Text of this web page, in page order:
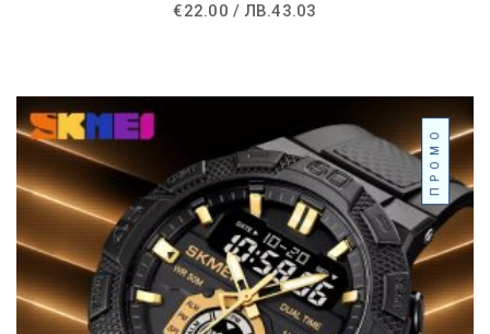
OUT OF 5
€22.00 /ЛВ.43.03
ПРОМО